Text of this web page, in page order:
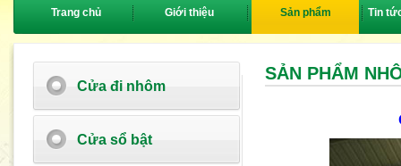
Trang chủ Giới thiệu Sản phẩm Tin
Cửa đi nhôm
Cửa sổ bật
SẢN PHẨM